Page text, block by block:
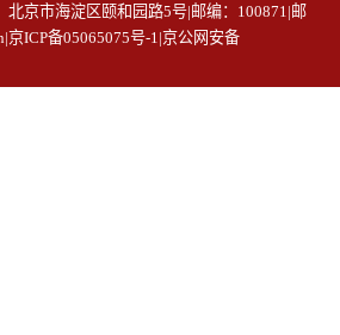
北京市海淀区颐和园路5号|邮编：100871|邮
京ICP备05065075号-1|京公网安备